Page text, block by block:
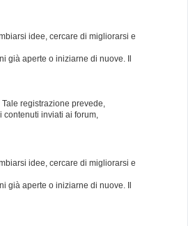
idee, cercare di migliorarsi e
già aperte o iniziarne di nuove. Il
registrazione prevede,
contenuti inviati ai forum,
idee, cercare di migliorarsi e
già aperte o iniziarne di nuove. Il